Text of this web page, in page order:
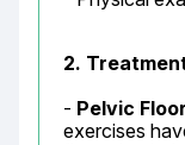
2.
- Pelvic
exercises